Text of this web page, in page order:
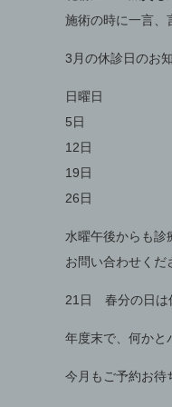
施術の時に一言、
3月の休診日のお
日曜日
5日
12日
19日
26日
水曜午後からも診
お問い合わせくだ
21日 春分の日は
年度末で、何かと
今月もご予約お待